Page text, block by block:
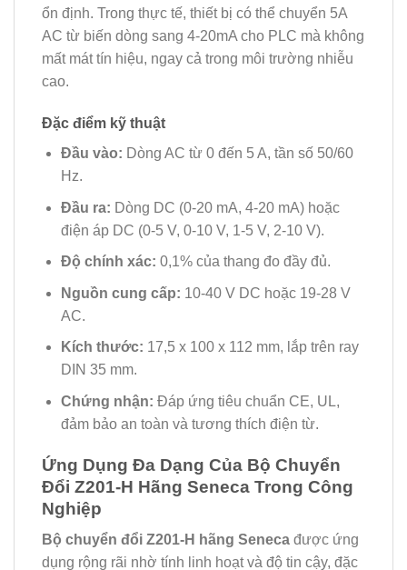
ổn định. Trong thực tế, thiết bị có thể chuyển 5A
AC từ biến dòng sang 4-20mA cho PLC mà không
mất mát tín hiệu, ngay cả trong môi trường nhiễu
cao.
Đặc điểm kỹ thuật
Đầu vào: Dòng AC từ 0 đến 5 A, tần số 50/60
Hz.
Đầu ra: Dòng DC (0-20 mA, 4-20 mA) hoặc
điện áp DC (0-5 V, 0-10 V, 1-5 V, 2-10 V).
Độ chính xác: 0,1% của thang đo đầy đủ.
Nguồn cung cấp: 10-40 V DC hoặc 19-28 V
AC.
Kích thước: 17,5 x 100 x 112 mm, lắp trên ray
DIN 35 mm.
Chứng nhận: Đáp ứng tiêu chuẩn CE, UL,
đảm bảo an toàn và tương thích điện từ.
Ứng Dụng Đa Dạng Của Bộ Chuyển
Đổi Z201-H Hãng Seneca Trong Công
Nghiệp
Bộ chuyển đổi Z201-H hãng Seneca được ứng
dụng rộng rãi nhờ tính linh hoạt và độ tin cậy, đặc